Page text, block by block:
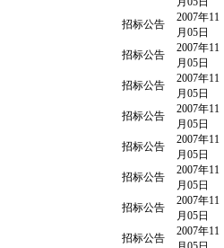
招标公告
2007年11
月05日
招标公告
2007年11
月05日
招标公告
2007年11
月05日
招标公告
2007年11
月05日
招标公告
2007年11
月05日
招标公告
2007年11
月05日
招标公告
2007年11
月05日
招标公告
2007年11